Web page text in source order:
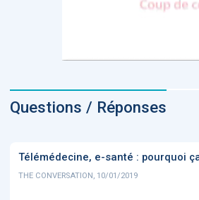
Questions / Réponses
Télémédecine, e-santé : pourquoi
THE CONVERSATION, 10/01/2019